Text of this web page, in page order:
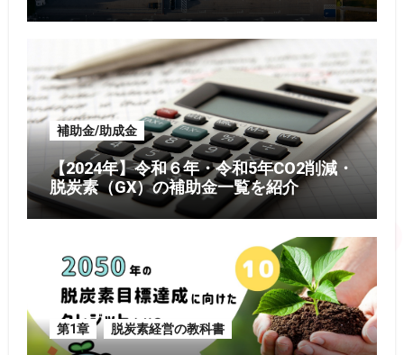
補助金/助成金
【2024年】令和６年・令和5年CO2削減・
脱炭素（GX）の補助金一覧を紹介
第1章 脱炭素経営の教科書